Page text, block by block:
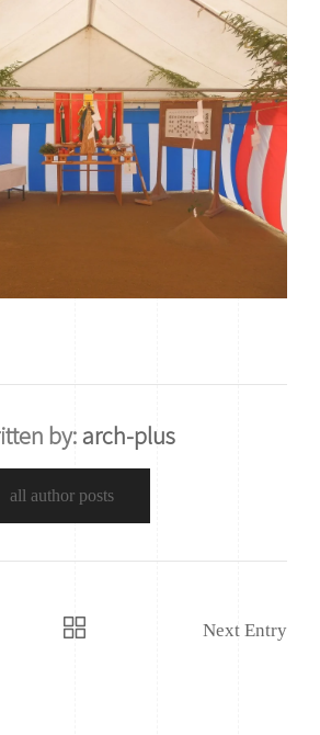
by:arch-plus
all author posts
Next Entry